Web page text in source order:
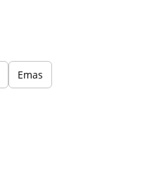
Emas